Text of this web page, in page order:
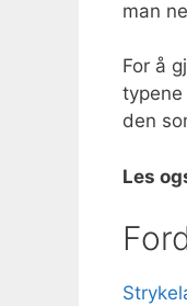
man
For å
typene
den
Les